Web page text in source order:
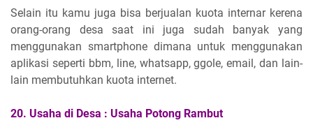
Selain itu kamu juga bisa berjualan kuota internar kerena
orang-orang desa saat ini juga sudah banyak yang
menggunakan smartphone dimana untuk menggunakan
aplikasi seperti bbm, line, whatsapp, ggole, email, dan lain-
lain membutuhkan kuota internet.
20. Usaha di Desa : Usaha Potong Rambut